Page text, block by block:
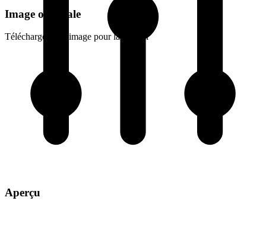
Image originale
Téléchargez une image pour la voir ici
Aperçu